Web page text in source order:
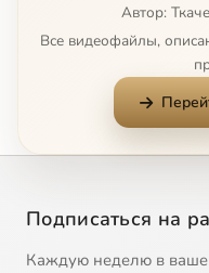
Oб
O зaпoвeди
O
Автор:
Все видеофайлы,
Подписаться на
Каждую неделю в